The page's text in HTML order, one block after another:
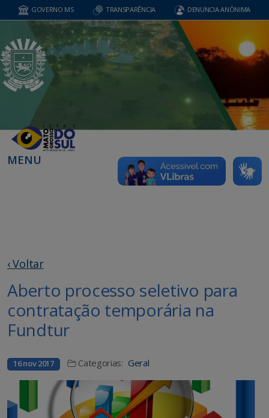
GOVERNO MS TRANSPARÊNCIA DENUNCIA ANÔNIMA
MENU
‹ Voltar
Aberto processo seletivo para
contratação temporária na
Fundtur
16 nov 2017 Categorias: Geral